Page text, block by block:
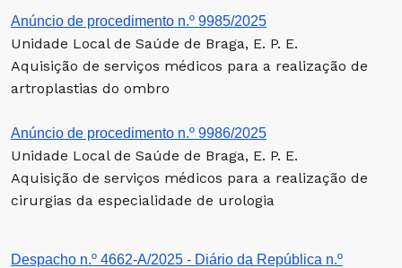
Anúncio de procedimento n.º 9985/2025
Unidade Local de Saúde de Braga, E. P. E.
Aquisição de serviços médicos para a realização de
artroplastias do ombro
Anúncio de procedimento n.º 9986/2025
Unidade Local de Saúde de Braga, E. P. E.
Aquisição de serviços médicos para a realização de
cirurgias da especialidade de urologia
Despacho n.º 4662-A/2025 - Diário da República n.º